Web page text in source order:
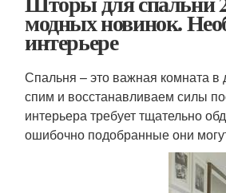
модных новинок.
интерьере
Спальня – это важная комната в
спим и восстанавливаем силы
интерьера требует тщательно
ошибочно подобранные они